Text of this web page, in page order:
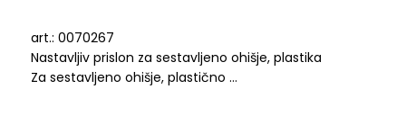
art.: 0070267
Nastavljiv prislon za sestavljeno ohišje, plastika
Za sestavljeno ohišje, plastično …